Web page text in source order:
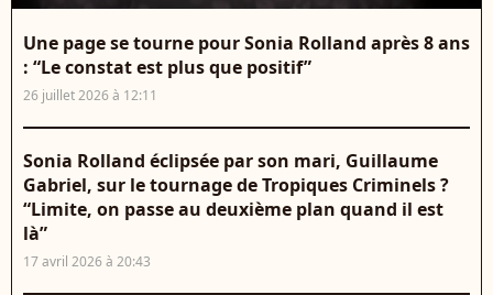
Une page se tourne pour Sonia Rolland après 8 ans
: “Le constat est plus que positif”
26 juillet 2026 à 12:11
Sonia Rolland éclipsée par son mari, Guillaume
Gabriel, sur le tournage de Tropiques Criminels ?
“Limite, on passe au deuxième plan quand il est
là”
17 avril 2026 à 20:43